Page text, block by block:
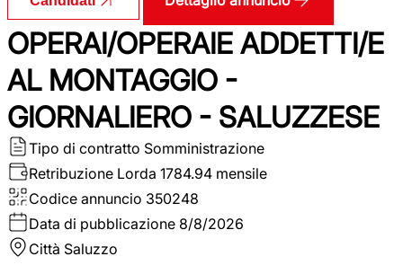
OPERAI/OPERAIE ADDETTI/E
AL MONTAGGIO -
GIORNALIERO - SALUZZESE
Tipo di contratto Somministrazione
Retribuzione Lorda 1784.94 mensile
Codice annuncio 350248
Data di pubblicazione 8/8/2026
Città Saluzzo